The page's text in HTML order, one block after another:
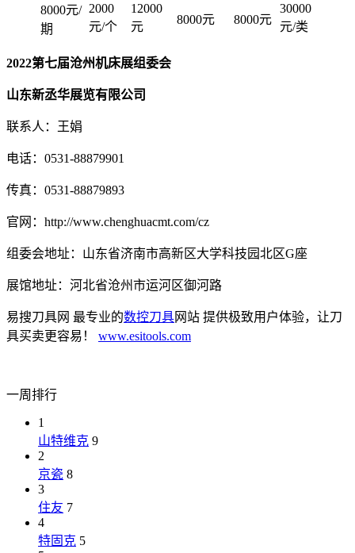
8000元/
期
2000
元/个
12000
元
8000元 8000元
30000
元/类
2022第七届沧州机床展组委会
山东新丞华展览有限公司
联系人：王娟
电话：0531-88879901
传真：0531-88879893
官网：http://www.chenghuacmt.com/cz
组委会地址：山东省济南市高新区大学科技园北区G座
展馆地址：河北省沧州市运河区御河路
易搜刀具网 最专业的数控刀具网站 提供极致用户体验，让刀
具买卖更容易！ www.esitools.com
一周排行
1
山特维克 9
2
京瓷 8
3
住友 7
4
特固克 5